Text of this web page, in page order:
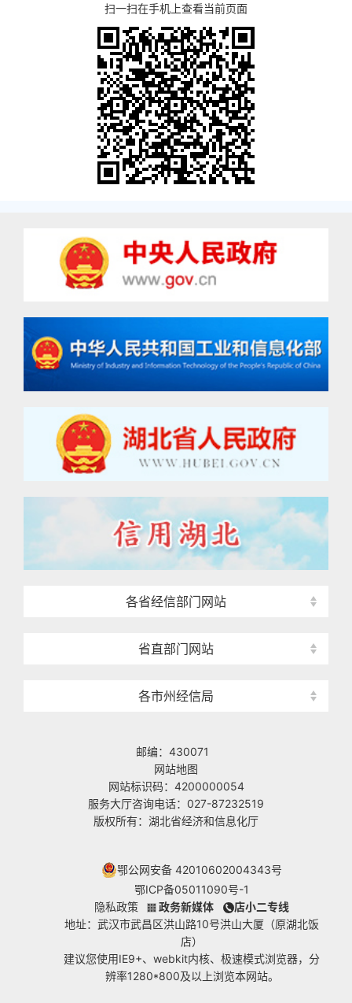
扫一扫在手机上查看当前页面
各省经信部门网站
省直部门网站
各市州经信局
邮编：430071
网站地图
网站标识码：4200000054
服务大厅咨询电话：027-87232519
版权所有：湖北省经济和信息化厅
鄂公网安备 42010602004343号
鄂ICP备05011090号-1
隐私政策
政务新媒体
店小二专线
地址：武汉市武昌区洪山路10号洪山大厦（原湖北饭
店）
建议您使用IE9+、webkit内核、极速模式浏览器，分
辨率1280*800及以上浏览本网站。